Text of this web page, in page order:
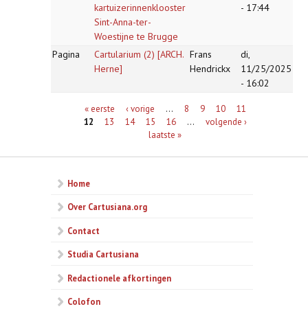
kartuizerinnenklooster
Sint-Anna-ter-
Woestijne te Brugge
- 17:44
Pagina
Cartularium (2) [ARCH.
Herne]
Frans
Hendrickx
di,
11/25/2025
- 16:02
Pagina's« eerste ‹ vorige … 8 9 10
11
12
13 14 15 16 …
volgende ›
laatste »
Home
Over Cartusiana.org
Contact
Studia Cartusiana
Redactionele afkortingen
Colofon